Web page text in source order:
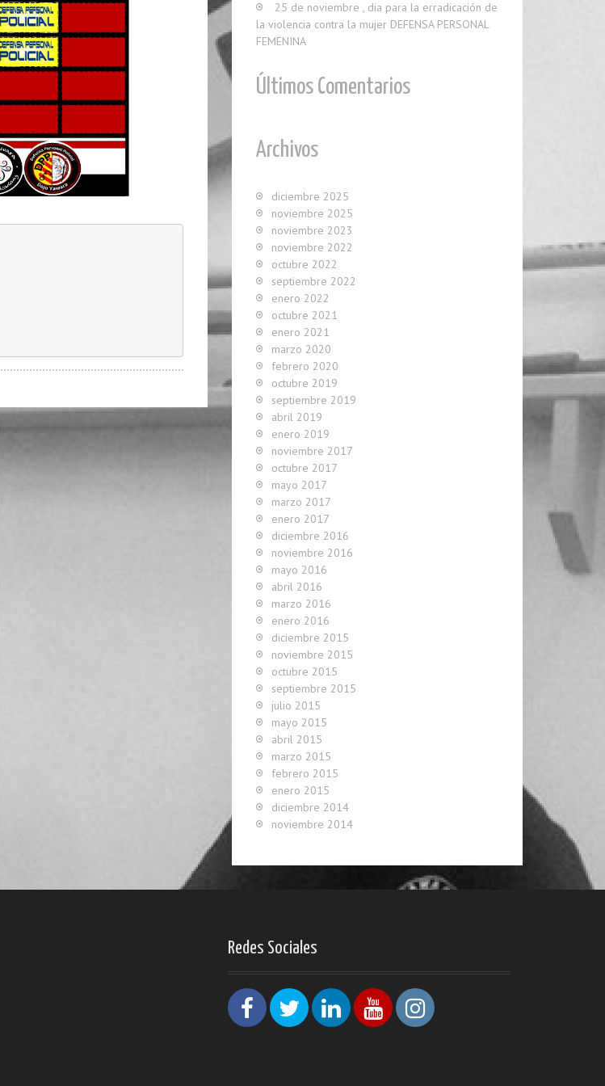
25 de noviembre , dia para la erradicación de
la violencia contra la mujer DEFENSA PERSONAL
FEMENINA
Últimos Comentarios
Archivos
diciembre 2025
noviembre 2025
noviembre 2023
noviembre 2022
octubre 2022
septiembre 2022
enero 2022
octubre 2021
enero 2021
marzo 2020
febrero 2020
octubre 2019
septiembre 2019
abril 2019
enero 2019
noviembre 2017
octubre 2017
mayo 2017
marzo 2017
enero 2017
diciembre 2016
noviembre 2016
mayo 2016
abril 2016
marzo 2016
enero 2016
diciembre 2015
noviembre 2015
octubre 2015
septiembre 2015
julio 2015
mayo 2015
abril 2015
marzo 2015
febrero 2015
enero 2015
diciembre 2014
noviembre 2014
Redes Sociales